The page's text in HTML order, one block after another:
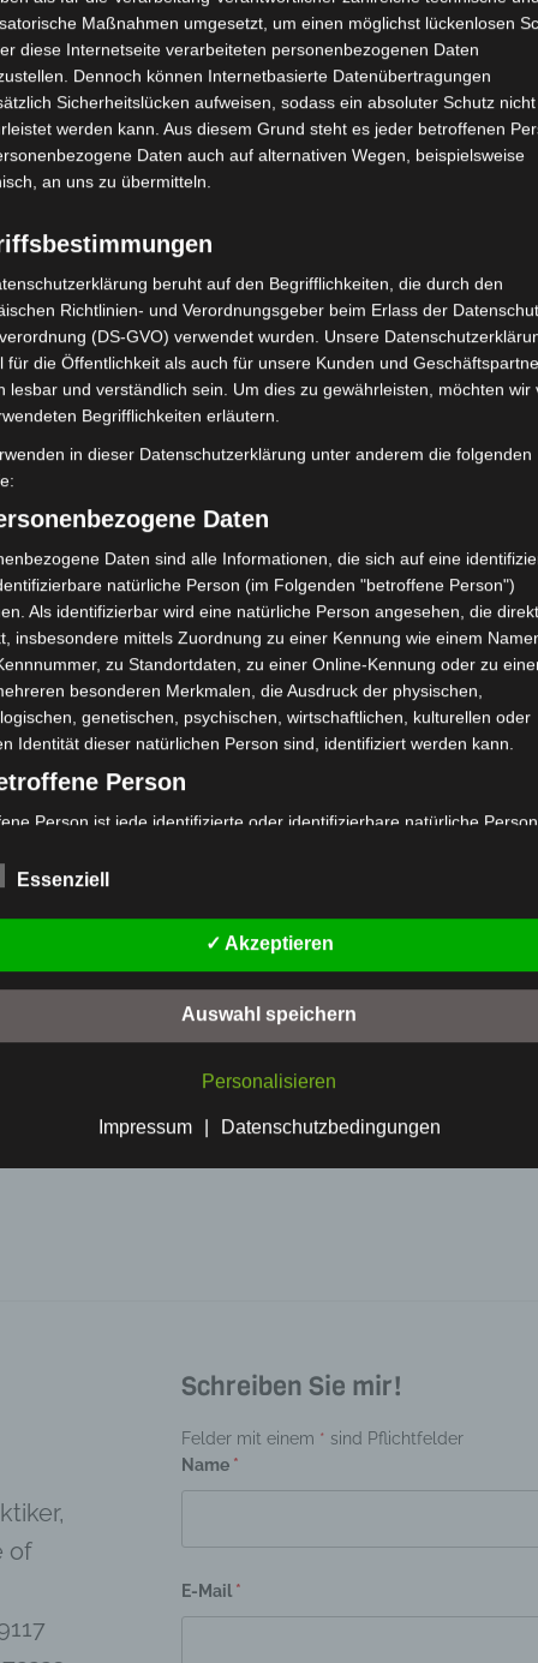
April 2018
Februar 2018
Dezember
Berührung
Empathie
Kommunikation
Trauma
Die
Die
Die
Die
of
Schreiben Sie mir!
Felder mit einem * sind Pflichtfelder
Name *
E-Mail *
Maßnahmen umgesetzt, um einen möglichst lückenlosen
diese Internetseite verarbeiteten personenbezogenen Daten
Dennoch können Internetbasierte Datenübertragungen
Sicherheitslücken aufweisen, sodass ein absoluter Schutz nicht
werden kann. Aus diesem Grund steht es jeder betroffenen
Daten auch auf alternativen Wegen, beispielsweise
an uns zu übermitteln.
beruht auf den Begrifflichkeiten, die durch den
Richtlinien- und Verordnungsgeber beim Erlass der
(DS-GVO) verwendet wurden. Unsere
für die Öffentlichkeit als auch für unsere Kunden und
lesbar und verständlich sein. Um dies zu gewährleisten, möchten wir
Begrifflichkeiten erläutern.
in dieser Datenschutzerklärung unter anderem die folgenden
Daten
Daten sind alle Informationen, die sich auf eine
natürliche Person (im Folgenden "betroffene Person")
Als identifizierbar wird eine natürliche Person angesehen, die
insbesondere mittels Zuordnung zu einer Kennung wie einem
zu Standortdaten, zu einer Online-Kennung oder zu
besonderen Merkmalen, die Ausdruck der physischen,
genetischen, psychischen, wirtschaftlichen, kulturellen oder
Identität dieser natürlichen Person sind, identifiziert werden kann.
Person
Person ist jede identifizierte oder identifizierbare natürliche Person,
werden.
ist jeder mit oder ohne Hilfe automatisierter Verfahren
oder jede solche Vorgangsreihe im Zusammenhang mit
Daten wie das Erheben, das Erfassen, die Organisation,
die Speicherung, die Anpassung oder Veränderung, das Auslesen,
Form der Bereitstellung, den Abgleich oder die Verknüpfung, die
persönliche Aspekte, die sich auf eine natürliche Person beziehen,
insbesondere, um Aspekte bezüglich Arbeitsleistung, wirtschaftlicher
ist die Verarbeitung personenbezogener Daten in einer
die personenbezogenen Daten ohne Hinzuziehung zusätzlicher
sofern diese zusätzlichen Informationen gesondert aufbewahrt
Essenziell
✓ Akzeptieren
Auswahl speichern
Personalisieren
Impressum | Datenschutzbedingungen